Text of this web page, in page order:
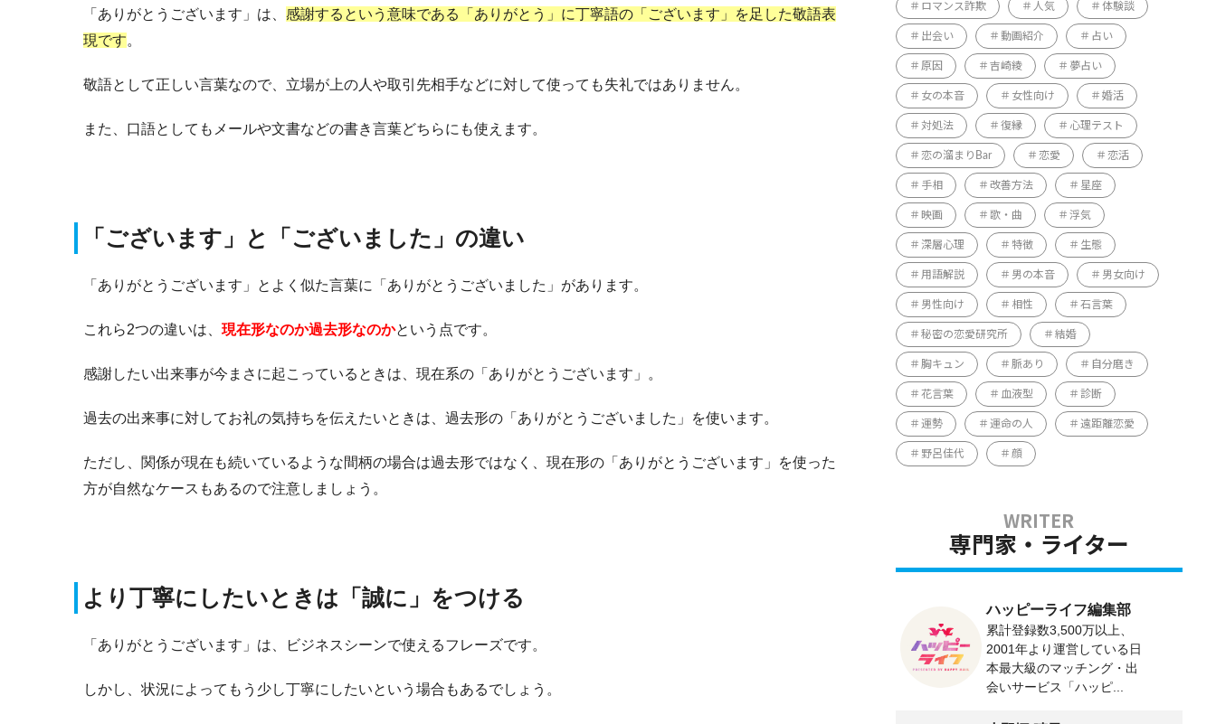
「ありがとうございます」は、 感謝するという意味である「ありがとう」に丁寧語の「ございます」を足した敬語表
現です。
敬語として正しい言葉なので、立場が上の人や取引先相手などに対して使っても失礼ではありません。
また、口語としてもメールや文書などの書き言葉どちらにも使えます。
「ございます」と「ございました」の違い
「ありがとうございます」とよく似た言葉に「ありがとうございました」があります。
これら2つの違いは、 現在形なのか過去形なのかという点です。
感謝したい出来事が今まさに起こっているときは、現在系の「ありがとうございます」。
過去の出来事に対してお礼の気持ちを伝えたいときは、過去形の「ありがとうございました」を使います。
ただし、関係が現在も続いているような間柄の場合は過去形ではなく、現在形の「ありがとうございます」を使った
方が自然なケースもあるので注意しましょう。
より丁寧にしたいときは「誠に」をつける
「ありがとうございます」は、ビジネスシーンで使えるフレーズです。
しかし、状況によってもう少し丁寧にしたいという場合もあるでしょう。
ロマンス詐欺 人気 体験談
出会い 動画紹介 占い
原因 吉崎綾 夢占い
女の本音 女性向け 婚活
対処法 復縁 心理テスト
恋の溜まりBar 恋愛 恋活
手相 改善方法 星座
映画 歌・曲 浮気
深層心理 特徴 生態
用語解説 男の本音 男女向け
男性向け 相性 石言葉
秘密の恋愛研究所 結婚
胸キュン 脈あり 自分磨き
花言葉 血液型 診断
運勢 運命の人 遠距離恋愛
野呂佳代 顔
専門家・ライター
ハッピーライフ編集部
累計登録数3,500万以上、
2001年より運営している日
本最大級のマッチング・出
会いサービス「ハッピ...